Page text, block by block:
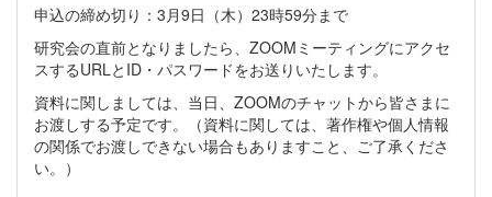
申込の締め切り：3月9日（木）23時59分まで
研究会の直前となりましたら、ZOOMミーティングにアクセ
スするURLとID・パスワードをお送りいたします。
資料に関しましては、当日、ZOOMのチャットから皆さまに
お渡しする予定です。（資料に関しては、著作権や個人情報
の関係でお渡しできない場合もありますこと、ご了承くださ
い。）